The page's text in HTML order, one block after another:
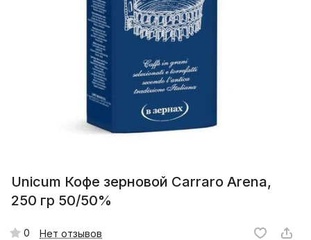
Unicum Кофе зерновой Carraro Arena,
250 гр 50/50%
0 Нет отзывов